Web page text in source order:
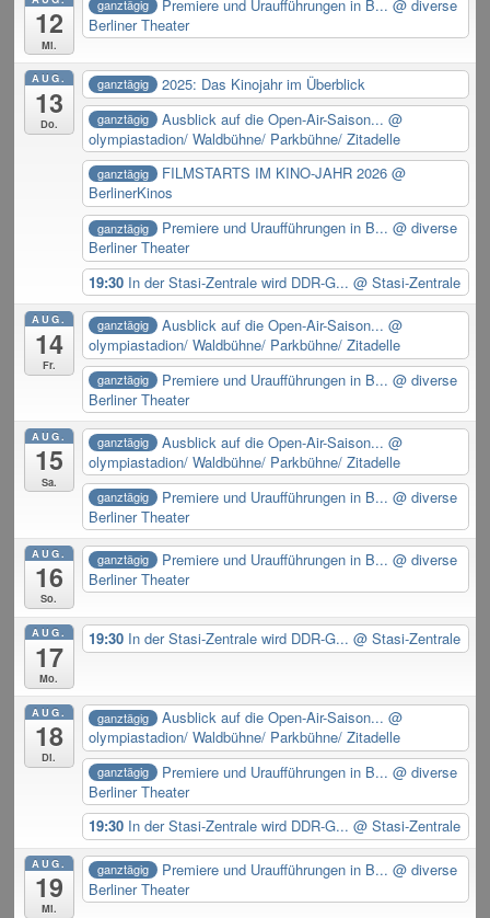
12
Mi.
ganztägig Premiere und Uraufführungen in B... @ diverse
Berliner Theater
AUG.
13
Do.
ganztägig 2025: Das Kinojahr im Überblick
ganztägig Ausblick auf die Open-Air-Saison... @
olympiastadion/ Waldbühne/ Parkbühne/ Zitadelle
ganztägig FILMSTARTS IM KINO-JAHR 2026 @
BerlinerKinos
ganztägig Premiere und Uraufführungen in B... @ diverse
Berliner Theater
19:30 In der Stasi-Zentrale wird DDR-G...@ Stasi-Zentrale
AUG.
14
Fr.
ganztägig Ausblick auf die Open-Air-Saison... @
olympiastadion/ Waldbühne/ Parkbühne/ Zitadelle
ganztägig Premiere und Uraufführungen in B... @ diverse
Berliner Theater
AUG.
15
Sa.
ganztägig Ausblick auf die Open-Air-Saison... @
olympiastadion/ Waldbühne/ Parkbühne/ Zitadelle
ganztägig Premiere und Uraufführungen in B... @ diverse
Berliner Theater
AUG.
16
So.
ganztägig Premiere und Uraufführungen in B... @ diverse
Berliner Theater
AUG.
17
Mo.
19:30 In der Stasi-Zentrale wird DDR-G...@ Stasi-Zentrale
AUG.
18
Di.
ganztägig Ausblick auf die Open-Air-Saison... @
olympiastadion/ Waldbühne/ Parkbühne/ Zitadelle
ganztägig Premiere und Uraufführungen in B... @ diverse
Berliner Theater
19:30 In der Stasi-Zentrale wird DDR-G...@ Stasi-Zentrale
AUG.
19
Mi.
ganztägig Premiere und Uraufführungen in B... @ diverse
Berliner Theater